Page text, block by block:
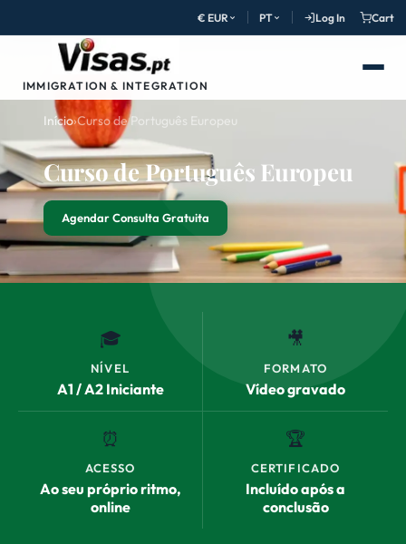
€ EUR PT Log In Cart
IMMIGRATION & INTEGRATION
Início›Curso de Português Europeu
Curso de Português Europeu
Agendar Consulta Gratuita
🎓
NÍVEL
A1 / A2 Iniciante
🎥
FORMATO
Vídeo gravado
⏰
ACESSO
Ao seu próprio ritmo,
online
🏆
CERTIFICADO
Incluído após a
conclusão